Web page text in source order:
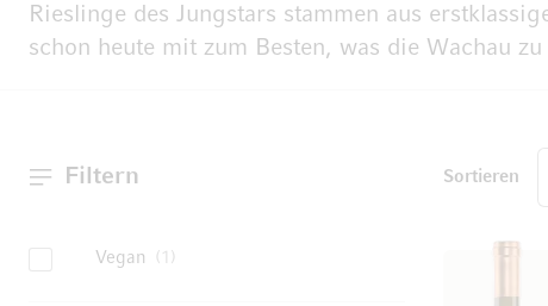
Rieslinge des Jungstars stammen aus
schon heute mit zum Besten, was die Wachau zu
Filtern
Vegan 1
Sortieren